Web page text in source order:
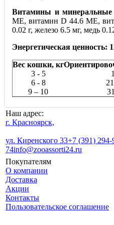
Витамины и минеральные
МЕ, витамин D 44.6 МЕ,
0.02 г, железо 6.5 мг, медь
Энергетическая ценность: 1
Вес кошки, кг
3 - 5
6 - 8
9 – 10
Наш адрес:
г. Красноярск,
ул. Киренского 33+7 (391) 294-
74info@zooassorti24.ru
Покупателям
О компании
Доставка
Акции
Контакты
Пользовательское соглашение